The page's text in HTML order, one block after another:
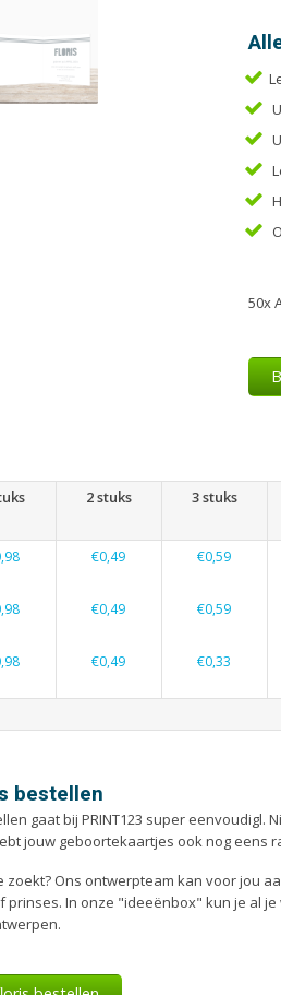
50x
2 stuks 3 stuks
€0,49 €0,59
€0,49 €0,59
€0,49 €0,33
bestellen
gaat bij PRINT123 super eenvoudigl.
jouw geboortekaartjes ook nog eens
zoekt? Ons ontwerpteam kan voor jou
In onze "ideeënbox" kun je al